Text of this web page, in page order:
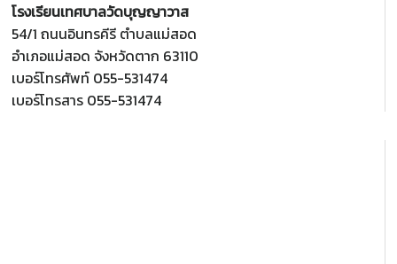
โรงเรียนเทศบาลวัดบุญญาวาส
54/1 ถนนอินทรคีรี ตำบลแม่สอด
อำเภอแม่สอด จังหวัดตาก 63110
เบอร์โทรศัพท์ 055-531474
เบอร์โทรสาร 055-531474